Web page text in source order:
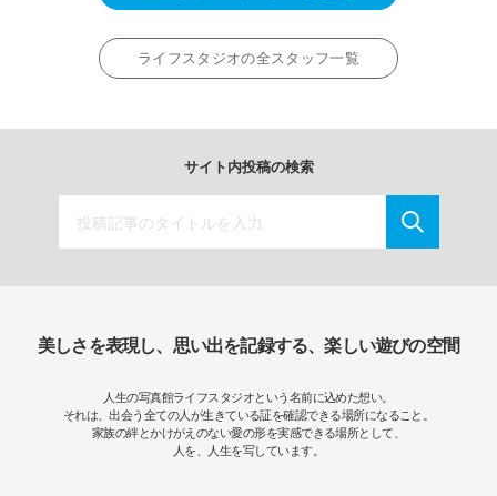
ライフスタジオの全スタッフ一覧
サイト内投稿の検索
美しさを表現し、思い出を記録する、楽しい遊びの空間
人生の写真館ライフスタジオという名前に込めた想い。
それは、出会う全ての人が生きている証を確認できる場所になること。
家族の絆とかけがえのない愛の形を実感できる場所として、
人を、人生を写しています。